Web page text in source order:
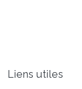
Liens utiles